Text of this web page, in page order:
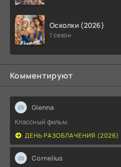
Осколки (2026)
1 сезон
Комментируют
Glenna
Классный фильм.
ДЕНЬ РАЗОБЛАЧЕНИЯ (2026)
Cornelius